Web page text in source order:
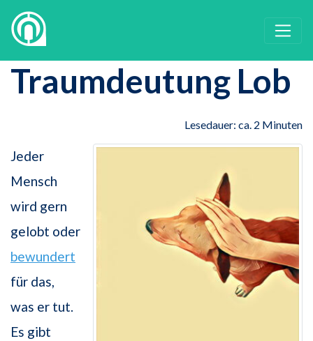
Traumdeutung Lob
Lesedauer: ca. 2 Minuten
Jeder
Mensch
wird gern
gelobt oder
bewundert
für das,
was er tut.
Es gibt